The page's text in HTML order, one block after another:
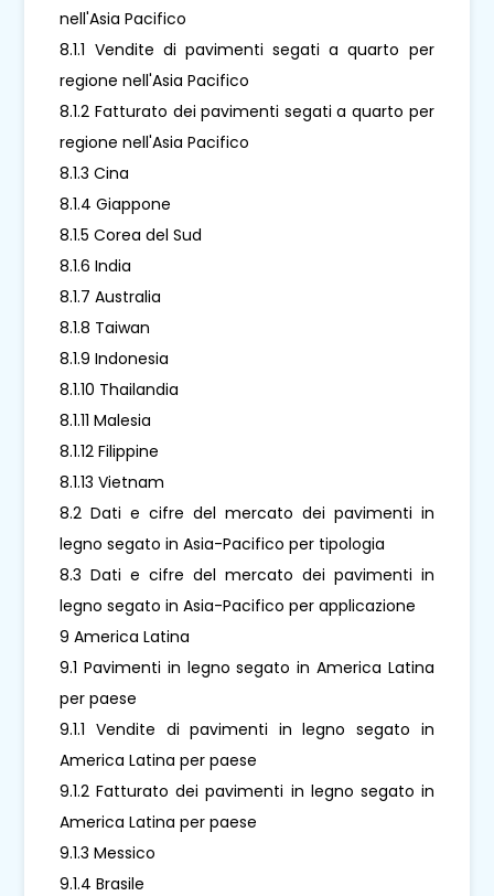
nell'Asia Pacifico
8.1.1 Vendite di pavimenti segati a quarto per
regione nell'Asia Pacifico
8.1.2 Fatturato dei pavimenti segati a quarto per
regione nell'Asia Pacifico
8.1.3 Cina
8.1.4 Giappone
8.1.5 Corea del Sud
8.1.6 India
8.1.7 Australia
8.1.8 Taiwan
8.1.9 Indonesia
8.1.10 Thailandia
8.1.11 Malesia
8.1.12 Filippine
8.1.13 Vietnam
8.2 Dati e cifre del mercato dei pavimenti in
legno segato in Asia-Pacifico per tipologia
8.3 Dati e cifre del mercato dei pavimenti in
legno segato in Asia-Pacifico per applicazione
9 America Latina
9.1 Pavimenti in legno segato in America Latina
per paese
9.1.1 Vendite di pavimenti in legno segato in
America Latina per paese
9.1.2 Fatturato dei pavimenti in legno segato in
America Latina per paese
9.1.3 Messico
9.1.4 Brasile